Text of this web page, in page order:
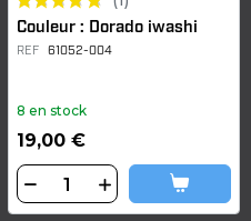
Couleur : Dorado iwashi
REF 61052-004
8 en stock
19,00 €